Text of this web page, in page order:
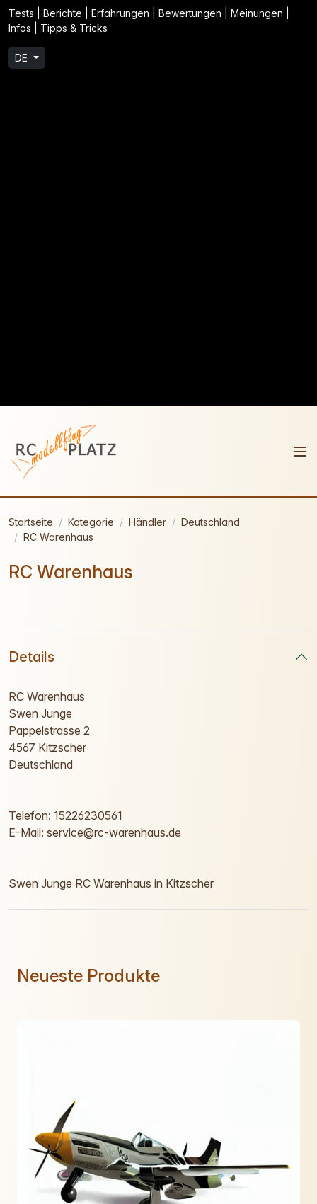
Tests | Berichte | Erfahrungen | Bewertungen | Meinungen |
Infos | Tipps & Tricks
DE
Startseite Kategorie Händler
Deutschland
RC Warenhaus
RC Warenhaus
Details
RC Warenhaus
Swen Junge
Pappelstrasse 2
4567 Kitzscher
Deutschland
Telefon: 15226230561
E-Mail: service@rc-warenhaus.de
Swen Junge RC Warenhaus in Kitzscher
Neueste Produkte